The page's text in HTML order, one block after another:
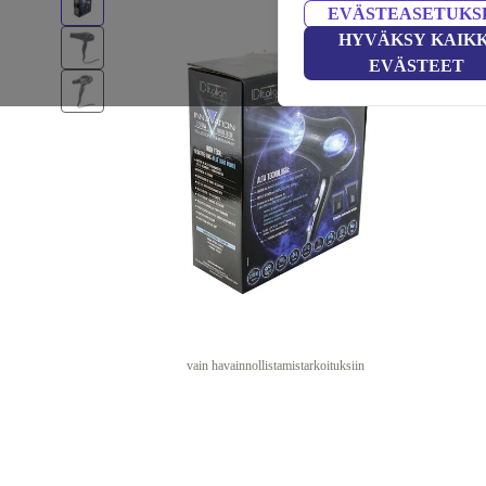
HYVÄKSY
EVÄSTEET
vain havainnollistamistarkoituksiin